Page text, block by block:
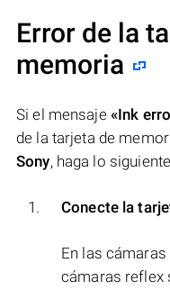
Error de la
memoria
Si el mensaje «Ink
de la tarjeta de
Sony, haga lo
Conecte la
En las
cámaras reflex